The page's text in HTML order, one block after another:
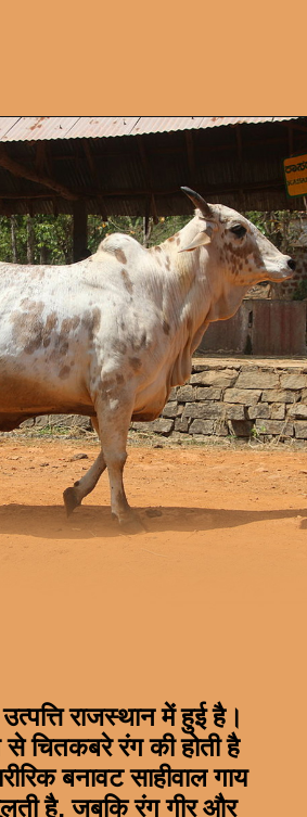
उत्पत्ति राजस्थान में हुई है।
चितकबरे रंग की होती है
बनावट साहीवाल गाय
है, जबकि रंग गीर और